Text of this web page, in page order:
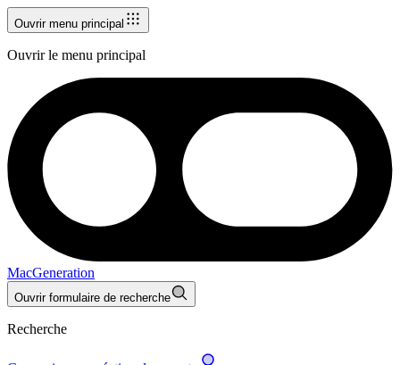
Ouvrir menu principal
Ouvrir le menu principal
MacGeneration
Ouvrir formulaire de recherche
Recherche